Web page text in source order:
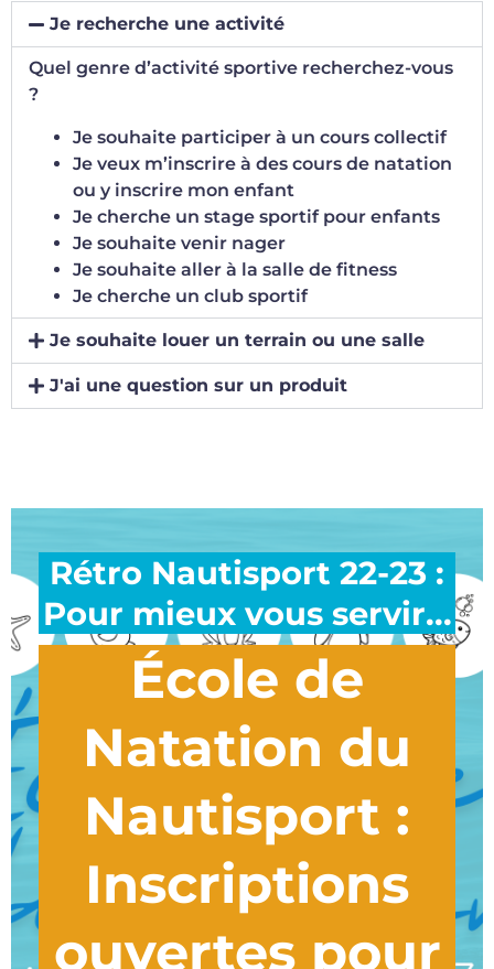
Je recherche une activité
Quel genre d’activité sportive recherchez-vous
?
Je souhaite participer à un cours collectif
Je veux m’inscrire à des cours de natation
ou y inscrire mon enfant
Je cherche un stage sportif pour enfants
Je souhaite venir nager
Je souhaite aller à la salle de fitness
Je cherche un club sportif
Je souhaite louer un terrain ou une salle
J'ai une question sur un produit
Rétro Nautisport 22-23 :
Pour mieux vous servir...
École de
Natation du
Nautisport :
Inscriptions
ouvertes pour